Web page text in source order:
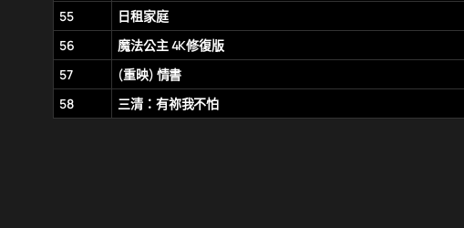
55
日租家庭
56
魔法公主 4K修復版
57
(重映) 情書
58
三清：有祢我不怕